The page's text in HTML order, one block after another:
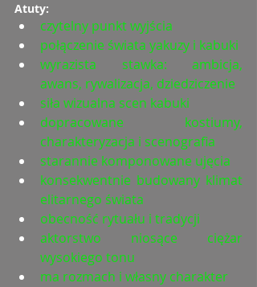
Atuty:
czytelny punkt wyjścia
połączenie świata yakuzy i kabuki
wyrazista stawka: ambicja,
awans, rywalizacja, dziedziczenie
siła wizualna scen kabuki
dopracowane kostiumy,
charakteryzacja i scenografia
starannie komponowane ujęcia
konsekwentnie budowany klimat
elitarnego świata
obecność rytuału i tradycji
aktorstwo niosące ciężar
wysokiego tonu
ma rozmach i własny charakter